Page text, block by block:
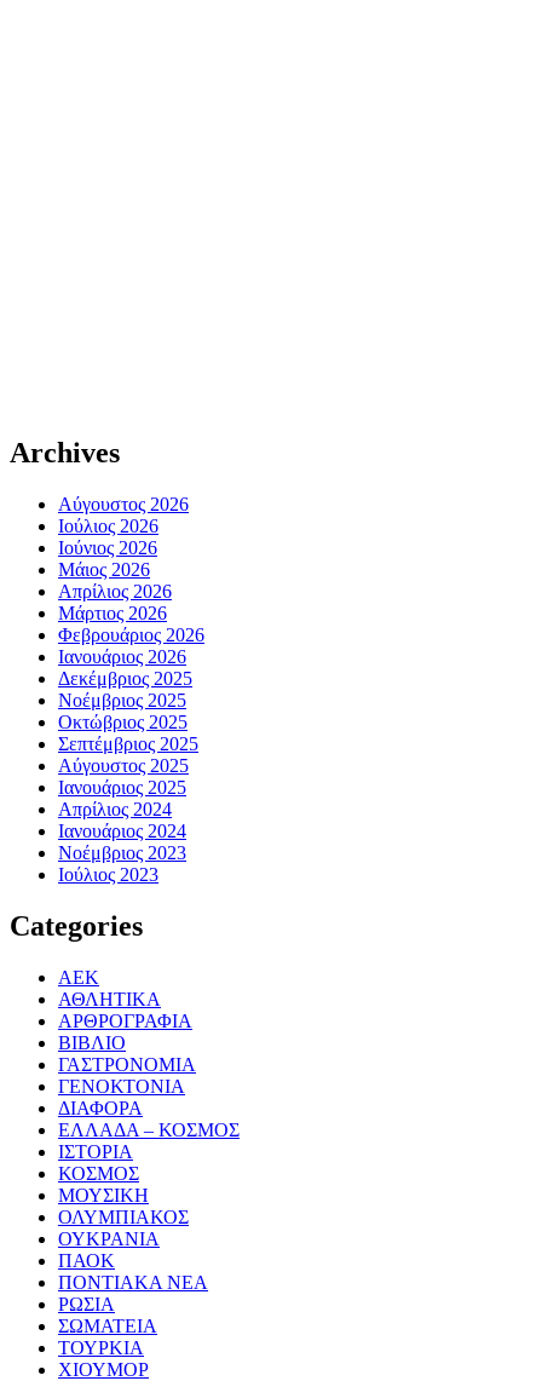
Archives
Αύγουστος 2026
Ιούλιος 2026
Ιούνιος 2026
Μάιος 2026
Απρίλιος 2026
Μάρτιος 2026
Φεβρουάριος 2026
Ιανουάριος 2026
Δεκέμβριος 2025
Νοέμβριος 2025
Οκτώβριος 2025
Σεπτέμβριος 2025
Αύγουστος 2025
Ιανουάριος 2025
Απρίλιος 2024
Ιανουάριος 2024
Νοέμβριος 2023
Ιούλιος 2023
Categories
ΑΕΚ
ΑΘΛΗΤΙΚΑ
ΑΡΘΡΟΓΡΑΦΙΑ
ΒΙΒΛΙΟ
ΓΑΣΤΡΟΝΟΜΙΑ
ΓΕΝΟΚΤΟΝΙΑ
ΔΙΑΦΟΡΑ
ΕΛΛΑΔΑ – ΚΟΣΜΟΣ
ΙΣΤΟΡΙΑ
ΚΟΣΜΟΣ
ΜΟΥΣΙΚΗ
ΟΛΥΜΠΙΑΚΟΣ
ΟΥΚΡΑΝΙΑ
ΠΑΟΚ
ΠΟΝΤΙΑΚΑ ΝΕΑ
ΡΩΣΙΑ
ΣΩΜΑΤΕΙΑ
ΤΟΥΡΚΙΑ
ΧΙΟΥΜΟΡ